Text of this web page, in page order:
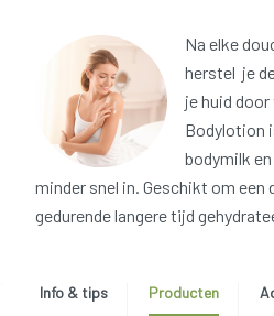
Na elke
herstel je
je huid
Bodylotion
bodymilk
minder snel in. Geschikt om een
gedurende langere tijd
Info & tips Producten